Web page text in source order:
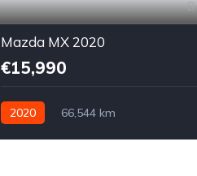
Mazda MX 2020
€15,990
2020
66,544 km